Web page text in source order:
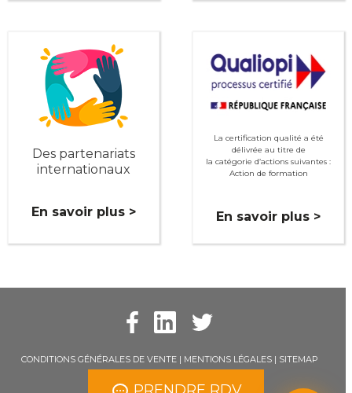
Des partenariats
internationaux
En savoir plus >
La certification qualité a été
délivrée au titre de
la catégorie d’actions suivantes :
Action de formation
En savoir plus >
CONDITIONS GÉNÉRALES DE VENTE | MENTIONS LÉGALES | SITEMAP